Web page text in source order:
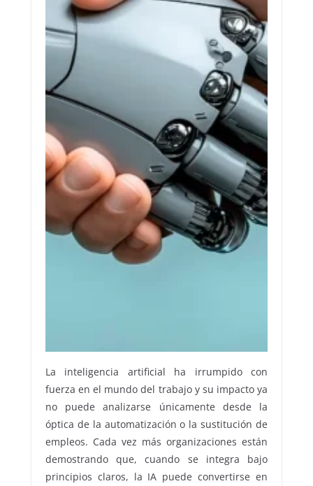
La inteligencia artificial ha irrumpido con
fuerza en el mundo del trabajo y su impacto ya
no puede analizarse únicamente desde la
óptica de la automatización o la sustitución de
empleos. Cada vez más organizaciones están
demostrando que, cuando se integra bajo
principios claros, la IA puede convertirse en